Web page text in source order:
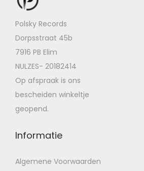
Polsky Records
Dorpsstraat 45b
7916 PB Elim
NULZES- 20182414
Op afspraak is ons
bescheiden winkeltje
geopend.
Informatie
Algemene Voorwaarden